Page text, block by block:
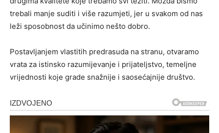
trebali manje suditi i više razumjeti, jer u svakom od nas
leži sposobnost da učinimo nešto dobro.
Postavljanjem vlastitih predrasuda na stranu, otvaramo
vrata za istinsko razumijevanje i prijateljstvo, temeljne
vrijednosti koje grade snažnije i saosećajnije društvo.